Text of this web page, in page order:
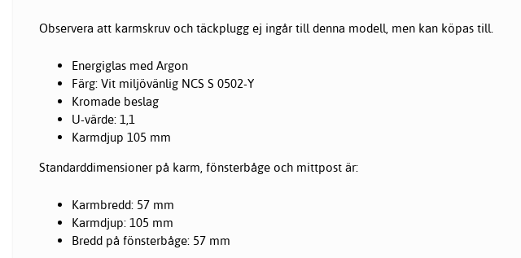
Observera att karmskruv och täckplugg ej ingår till denna modell, men kan köpas till.
Energiglas med Argon
Färg: Vit miljövänlig NCS S 0502-Y
Kromade beslag
U-värde: 1,1
Karmdjup 105 mm
Standarddimensioner på karm, fönsterbåge och mittpost är:
Karmbredd: 57 mm
Karmdjup: 105 mm
Bredd på fönsterbåge: 57 mm